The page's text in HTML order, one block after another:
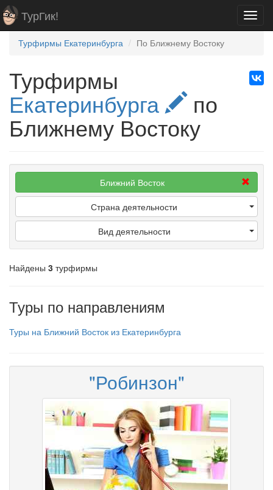
ТурГик!
Турфирмы Екатеринбурга По Ближнему Востоку
Турфирмы
Екатеринбурга по
Ближнему Востоку
Ближний Восток
Страна деятельности
Вид деятельности
Найдены 3 турфирмы
Туры по направлениям
Туры на Ближний Восток из Екатеринбурга
"Робинзон"